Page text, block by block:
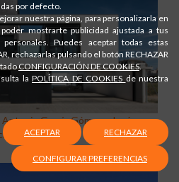
García Gómez y Jesús
Albacete
por defecto.
nuestra página, para personalizarla en
mostrarte publicidad ajustada a tus
Puedes aceptar todas estas
rechazarlas pulsando el botón RECHAZAR
CONFIGURACIÓN DE COOKIES.
la POLÍTICA DE COOKIES de nuestra
ACEPTAR RECHAZAR
CONFIGURAR PREFERENCIAS